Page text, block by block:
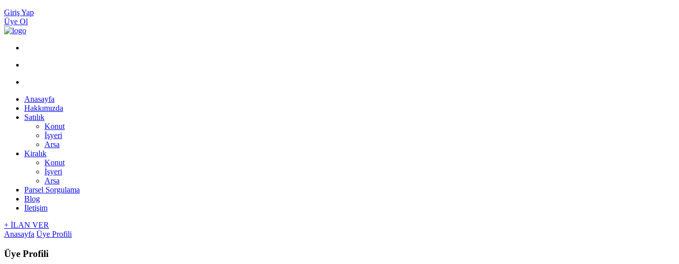
Giriş Yap
Üye Ol
Anasayfa
Hakkımızda
Satılık
Konut
İşyeri
Arsa
Kiralık
Konut
İşyeri
Arsa
Parsel Sorgulama
Blog
İletişim
+ İLAN VER
Anasayfa Üye Profili
Üye Profili